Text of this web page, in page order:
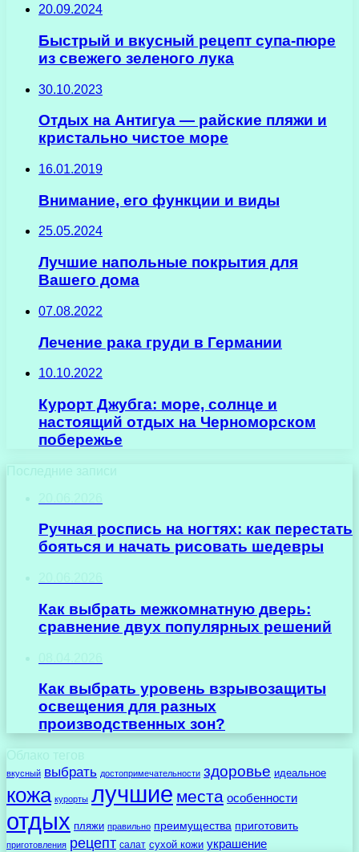
20.09.2024
Быстрый и вкусный рецепт супа-пюре
из свежего зеленого лука
30.10.2023
Отдых на Антигуа — райские пляжи и
кристально чистое море
16.01.2019
Внимание, его функции и виды
25.05.2024
Лучшие напольные покрытия для
Вашего дома
07.08.2022
Лечение рака груди в Германии
10.10.2022
Курорт Джубга: море, солнце и
настоящий отдых на Черноморском
побережье
Последние записи
Ручная роспись на ногтях: как перестать
бояться и начать рисовать шедевры
Как выбрать межкомнатную дверь:
сравнение двух популярных решений
Как выбрать уровень взрывозащиты
освещения для разных
производственных зон?
Облако тегов
вкусный выбрать достопримечательности здоровье идеальное
кожа курорты лучшие места особенности
отдых пляжи правильно преимущества приготовить
приготовления рецепт салат сухой кожи украшение